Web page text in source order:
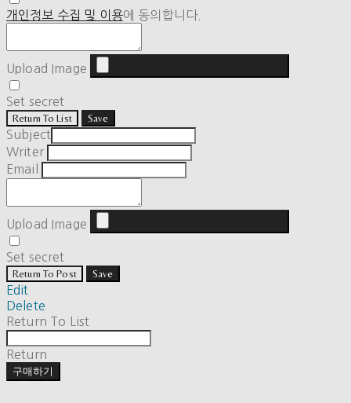
개인정보 수집 및 이용에 동의합니다.
Upload Image
Set secret
Return To List Save
Subject
Writer
Email
Upload Image
Set secret
Return To Post Save
Edit
Delete
Return To List
Return
구매하기